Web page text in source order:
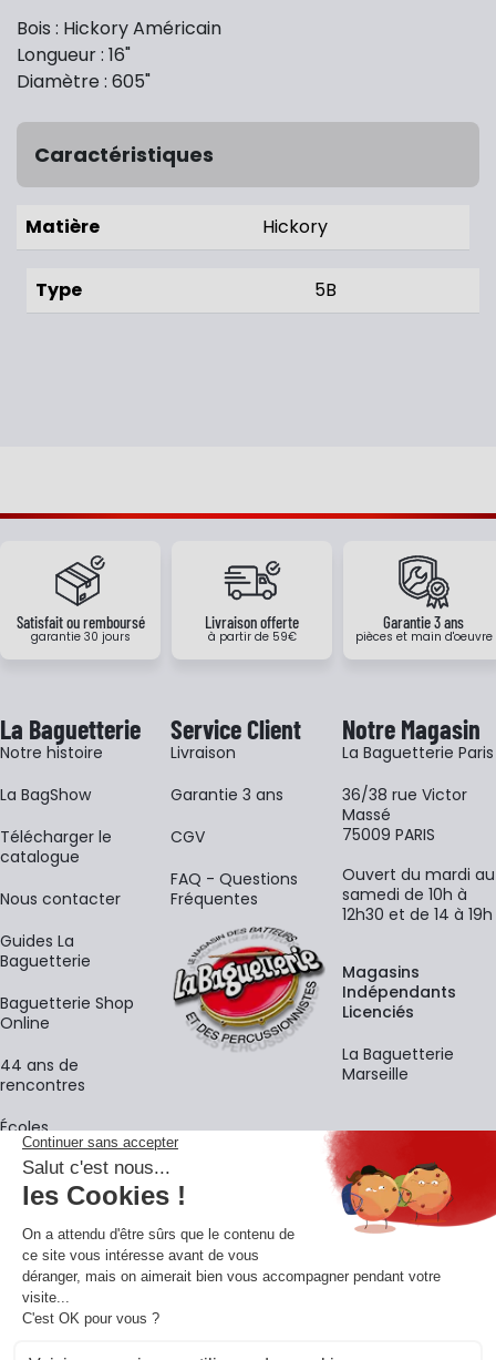
Bois : Hickory Américain
Longueur : 16"
Diamètre : 605"
Caractéristiques
Matière Hickory
Type 5B
Satisfait ou remboursé
garantie 30 jours
Livraison offerte
à partir de 59€
Garantie 3 ans
pièces et main d'oeuvre
La Baguetterie
Notre histoire
La BagShow
​Télécharger le
catalogue
Nous contacter
Guides La
Baguetterie
Baguetterie Shop
Online
44 ans de
rencontres
Écoles
Service Client
Livraison
Garantie 3 ans
CGV
FAQ - Questions
Fréquentes
Notre Magasin
La Baguetterie Paris
36/38 rue Victor
Massé
75009 PARIS
Ouvert du mardi au
samedi de 10h à
12h30 et de 14 à 19h
Magasins
Indépendants
Licenciés
La Baguetterie
Marseille
La newsletter
Adresse e-mail
En vous inscrivant à notre newsletter, vous acceptez notre
confidentialité.
Retrouvons-nous sur